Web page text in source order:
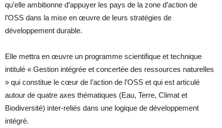
qu’elle ambitionne d’appuyer les pays de la zone d’action de
l’OSS dans la mise en œuvre de leurs stratégies de
développement durable.
Elle mettra en œuvre un programme scientifique et technique
intitulé « Gestion intégrée et concertée des ressources naturelles
» qui constitue le cœur de l’action de l’OSS et qui est articulé
autour de quatre axes thématiques (Eau, Terre, Climat et
Biodiversité) inter-reliés dans une logique de développement
intégré.